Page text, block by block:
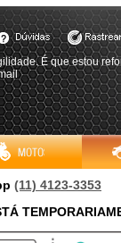
É que estou
(11) 4123-3353